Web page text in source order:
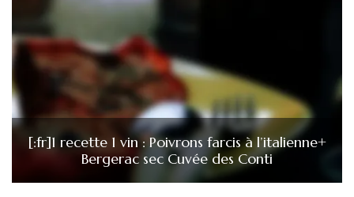
[:fr]1 recette 1 vin : Poivrons farcis à l’italienne+
Bergerac sec Cuvée des Conti